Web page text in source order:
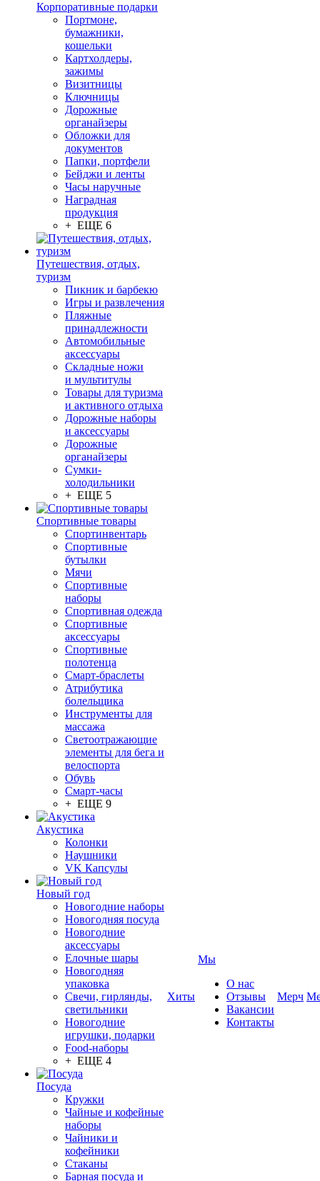
Корпоративные подарки
Портмоне,
бумажники,
кошельки
Картхолдеры,
зажимы
Визитницы
Ключницы
Дорожные
органайзеры
Обложки для
документов
Папки, портфели
Бейджи и ленты
Часы наручные
Наградная
продукция
+ ЕЩЕ 6
Путешествия, отдых,
туризм
Пикник и барбекю
Игры и развлечения
Пляжные
принадлежности
Автомобильные
аксессуары
Складные ножи
и мультитулы
Товары для туризма
и активного отдыха
Дорожные наборы
и аксессуары
Дорожные
органайзеры
Сумки-
холодильники
+ ЕЩЕ 5
Спортивные товары
Спортинвентарь
Спортивные
бутылки
Мячи
Спортивные
наборы
Спортивная одежда
Спортивные
аксессуары
Спортивные
полотенца
Смарт-браслеты
Атрибутика
болельщика
Инструменты для
массажа
Светоотражающие
элементы для бега и
велоспорта
Обувь
Смарт-часы
+ ЕЩЕ 9
Акустика
Колонки
Наушники
VK Капсулы
Новый год
Новогодние наборы
Новогодняя посуда
Новогодние
аксессуары
Елочные шары
Новогодняя
упаковка
Свечи, гирлянды,
светильники
Новогодние
игрушки, подарки
Food-наборы
+ ЕЩЕ 4
Посуда
Кружки
Чайные и кофейные
наборы
Чайники и
кофейники
Стаканы
Барная посуда и
Хиты
Мы
О нас
Отзывы
Вакансии
Контакты
Мерч